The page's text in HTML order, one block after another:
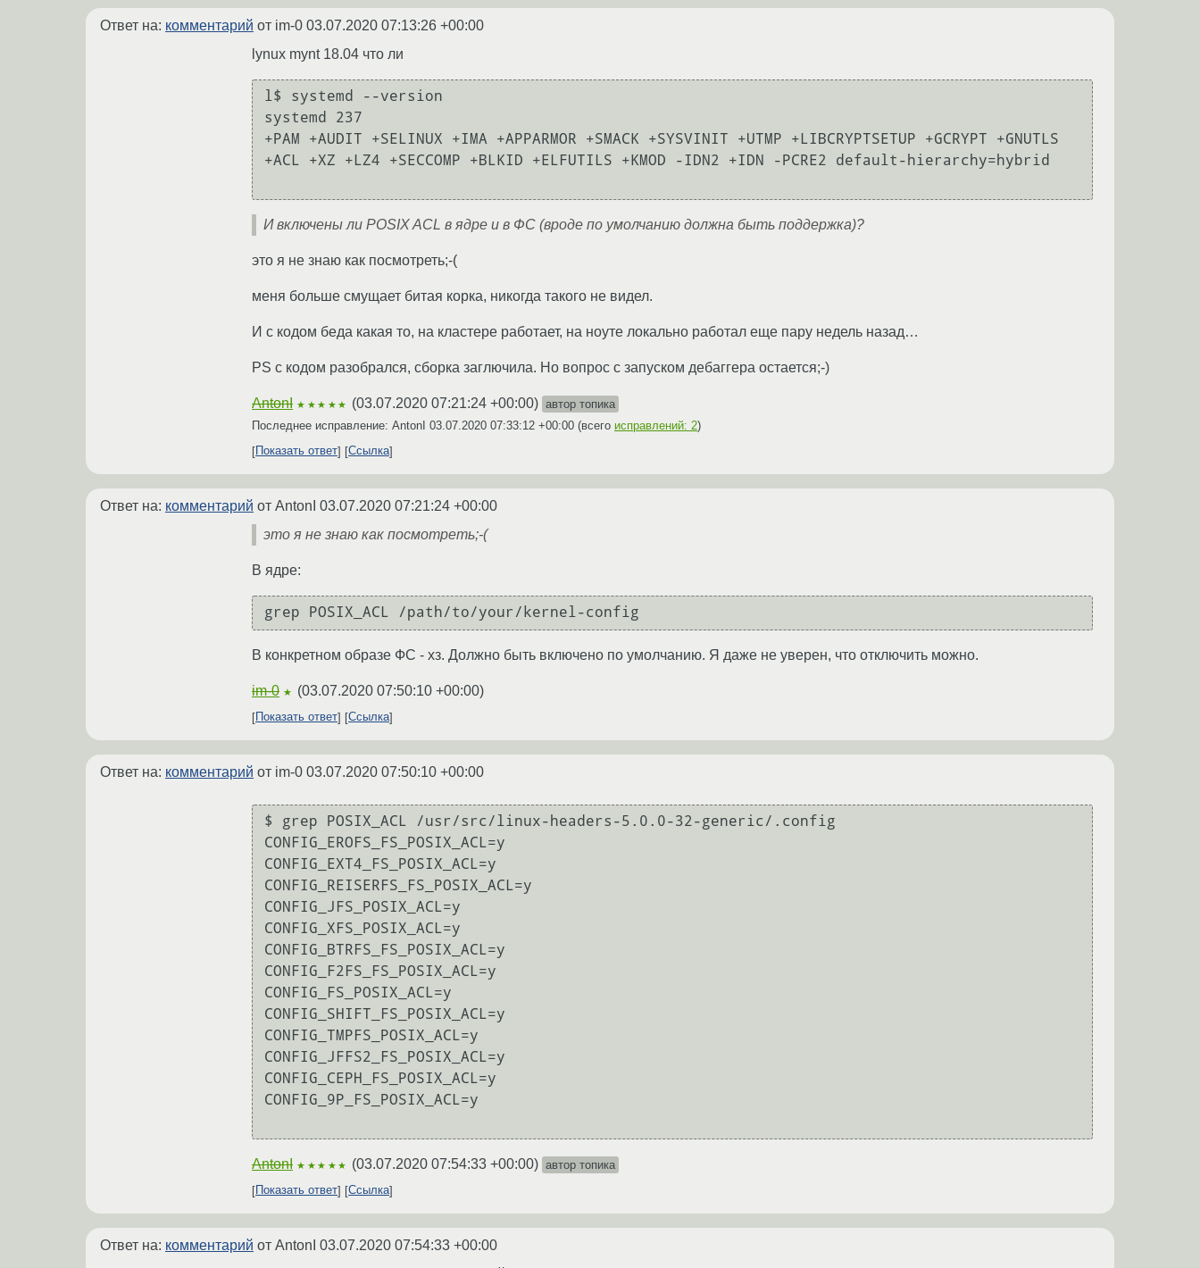
Ответ на: комментарий от im-0 03.07.2020 07:13:26 +00:00
lynux mynt 18.04 что ли
l$ systemd --version
systemd 237
+PAM +AUDIT +SELINUX +IMA +APPARMOR +SMACK +SYSVINIT +UTMP +LIBCRYPTSETUP +GCRYPT +GNUTLS
+ACL +XZ +LZ4 +SECCOMP +BLKID +ELFUTILS +KMOD -IDN2 +IDN -PCRE2 default-hierarchy=hybrid
И включены ли POSIX ACL в ядре и в ФС (вроде по умолчанию должна быть поддержка)?
это я не знаю как посмотреть;-(
меня больше смущает битая корка, никогда такого не видел.
И с кодом беда какая то, на кластере работает, на ноуте локально работал еще пару недель назад…
PS с кодом разобрался, сборка заглючила. Но вопрос с запуском дебаггера остается;-)
AntonI ★★★★★ (03.07.2020 07:21:24 +00:00) автор топика
Последнее исправление: AntonI 03.07.2020 07:33:12 +00:00 (всего исправлений: 2)
Показать ответ
Ссылка
Ответ на: комментарий от AntonI 03.07.2020 07:21:24 +00:00
это я не знаю как посмотреть;-(
В ядре:
В конкретном образе ФС - хз. Должно быть включено по умолчанию. Я даже не уверен, что отключить можно.
im-0 ★ (03.07.2020 07:50:10 +00:00)
Показать ответ Ссылка
Ответ на: комментарий от im-0 03.07.2020 07:50:10 +00:00
$ grep POSIX_ACL /usr/src/linux-headers-5.0.0-32-generic/.config
CONFIG_EROFS_FS_POSIX_ACL=y
CONFIG_EXT4_FS_POSIX_ACL=y
CONFIG_REISERFS_FS_POSIX_ACL=y
CONFIG_JFS_POSIX_ACL=y
CONFIG_XFS_POSIX_ACL=y
CONFIG_BTRFS_FS_POSIX_ACL=y
CONFIG_F2FS_FS_POSIX_ACL=y
CONFIG_FS_POSIX_ACL=y
CONFIG_SHIFT_FS_POSIX_ACL=y
CONFIG_TMPFS_POSIX_ACL=y
CONFIG_JFFS2_FS_POSIX_ACL=y
CONFIG_CEPH_FS_POSIX_ACL=y
CONFIG_9P_FS_POSIX_ACL=y
AntonI ★★★★★ (03.07.2020 07:54:33 +00:00) автор топика
Показать ответ
Ссылка
Ответ на: комментарий от AntonI 03.07.2020 07:54:33 +00:00